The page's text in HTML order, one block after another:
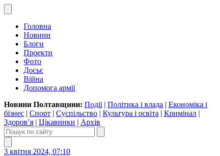
Головна
Новини
Блоги
Проекти
Фото
Досьє
Війна
Допомога армії
Новини Полтавщини: Події| Політика і влада | Економіка і
бізнес | Спорт | Суспільство | Культура і освіта | Кримінал |
Здоров’я | Цікавинки | Архів
3 квітня 2024, 07:10